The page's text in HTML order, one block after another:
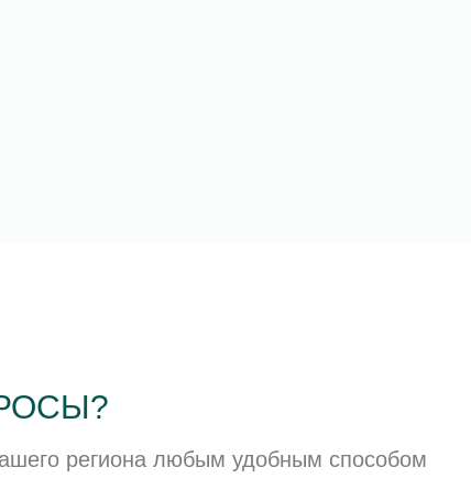
региона любым удобным способом